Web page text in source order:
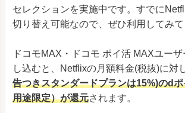
セレクションを実施中です。すでに
切り替え可能なので、ぜひ利用してみて
ドコモMAX・ドコモ ポイ活 MAXユー
し込むと、Netflixの月額料金(税抜)に対
告つきスタンダードプランは15%)のd
用途限定）が還元されます。